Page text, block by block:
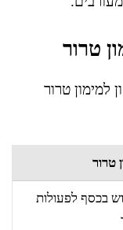
טרור
למימון טרור
טרור
בכסף לפעולות